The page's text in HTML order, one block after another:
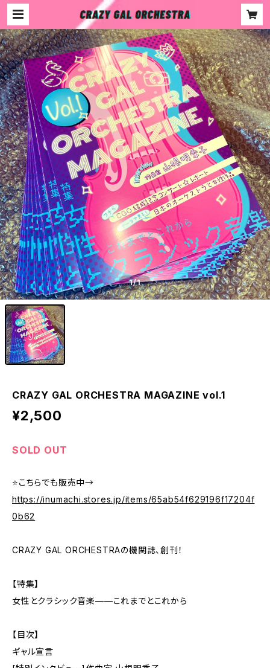
1/1
CRAZY GAL ORCHESTRA MAGAZINE vol.1
¥2,500
SOLD OUT
⭐️こちらでも販売中→
https://inumachi.stores.jp/items/65ab54f629196f17204f
0b62
CRAZY GAL ORCHESTRAの機関誌、創刊！
【特集】
女性とクラシック音楽——これまでとこれから
【目次】
ギャル宣言